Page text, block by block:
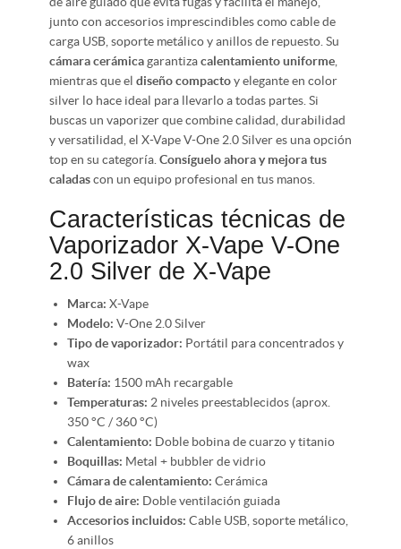
junto con accesorios imprescindibles como cable de
carga USB, soporte metálico y anillos de repuesto. Su
cámara cerámicagarantizacalentamiento uniforme
mientras que el diseño compactoy elegante en color
silver lo hace ideal para llevarlo a todas partes. Si
buscas un vaporizer que combine calidad, durabilidad
y versatilidad, el X-Vape V-One 2.0 Silver es una opción
top en su categoría. Consíguelo ahora y mejora tus
caladascon un equipo profesional en tus manos.
Características técnicas de
Vaporizador X-Vape V-One
2.0 Silver de X-Vape
Marca: X-Vape
Modelo: V-One 2.0 Silver
Tipo de vaporizador: Portátil para concentrados y
wax
Batería: 1500 mAh recargable
Temperaturas: 2 niveles preestablecidos (aprox.
350 °C / 360 °C)
Calentamiento: Doble bobina de cuarzo y titanio
Boquillas: Metal + bubbler de vidrio
Cámara de calentamiento: Cerámica
Flujo de aire: Doble ventilación guiada
Accesorios incluidos: Cable USB, soporte metálico,
6 anillos